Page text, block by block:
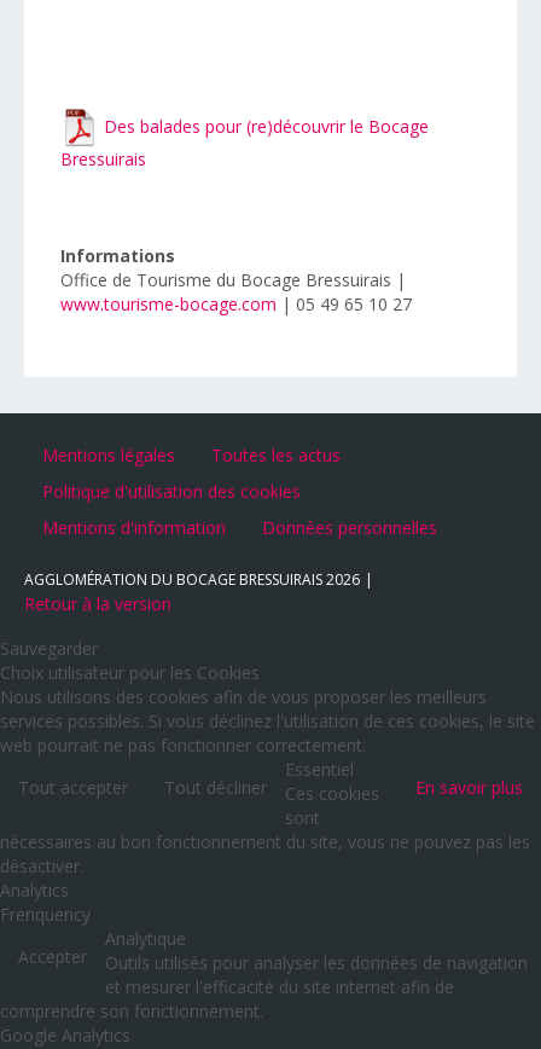
Des balades pour (re)découvrir le Bocage
Bressuirais
Informations
Office de Tourisme du Bocage Bressuirais |
www.tourisme-bocage.com | 05 49 65 10 27
Mentions légales
Toutes les actus
Politique d'utilisation des cookies
Mentions d'information
Données personnelles
AGGLOMÉRATION DU BOCAGE BRESSUIRAIS2026
Retour à la version
Sauvegarder
Choix utilisateur pour les Cookies
Nous utilisons des cookies afin de vous proposer les meilleurs
services possibles. Si vous déclinez l'utilisation de ces cookies, le site
web pourrait ne pas fonctionner correctement.
Tout accepter
Tout décliner En savoir plus
Essentiel
Ces cookies
sont
nécessaires au bon fonctionnement du site, vous ne pouvez pas les
désactiver.
Analytics
Frenquency
Accepter
Analytique
Outils utilisés pour analyser les données de navigation
et mesurer l'efficacité du site internet afin de
comprendre son fonctionnement.
Google Analytics